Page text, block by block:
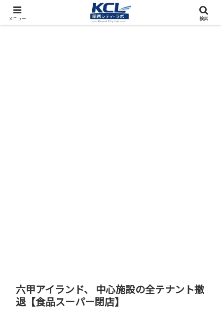
都市再開発をフィールド調査（累計アクセス数4000万PV）
六甲アイランド、 中心施設の全テナント撤
退【食品スーパー閉店】
メニュー 検索